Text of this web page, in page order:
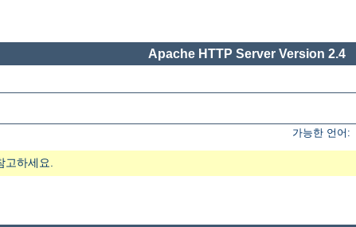
Apache HTTP Server Version 2.4
가능한 언어:
고하세요.